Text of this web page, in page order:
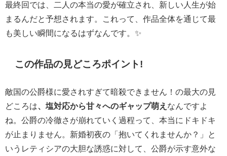
最終回では、二人の本当の愛が確立され、新しい人生が始
まるんだと予想されます。これって、作品全体を通じて最
も美しい瞬間になるはずなんです。✨
この作品の見どころポイント!
敵国の公爵様に愛されすぎて暗殺できません！の最大の見
どころは 、塩対応から甘々へのギャップ萌え なんですよ
ね。公爵の冷徹さが崩れていく過程って、本当にドキドキ
が止まりません。新婚初夜の「抱いてくれませんか？」と
いうレティシアの大胆な誘惑に対して、公爵が示す意外な